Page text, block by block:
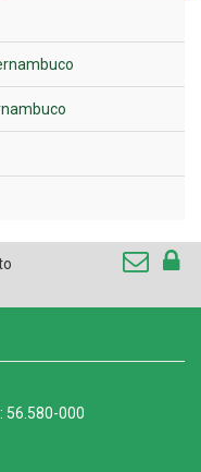
56.580-000